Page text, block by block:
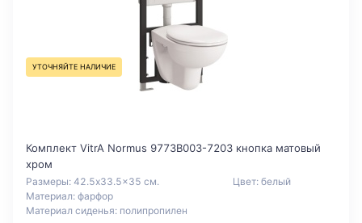
УТОЧНЯЙТЕ НАЛИЧИЕ
Комплект VitrA Normus 9773B003-7203 кнопка матовый
хром
Размеры: 42.5x33.5x35 см.
Материал: фарфор
Материал сиденья: полипропилен
Цвет: белый